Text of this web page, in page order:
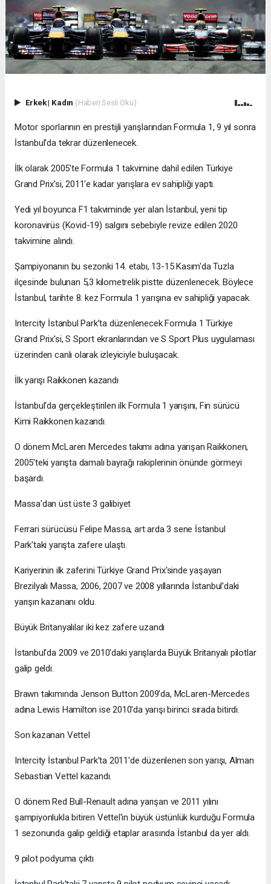
Erkek| Kadın (Haberi Sesli Oku)
Motor sporlarının en prestijli yarışlarından Formula 1, 9 yıl sonra
İstanbul'da tekrar düzenlenecek.
İlk olarak 2005'te Formula 1 takvimine dahil edilen Türkiye
Grand Prix'si, 2011'e kadar yarışlara ev sahipliği yaptı.
Yedi yıl boyunca F1 takviminde yer alan İstanbul, yeni tip
koronavirüs (Kovid-19) salgını sebebiyle revize edilen 2020
takvimine alındı.
Şampiyonanın bu sezonki 14. etabı, 13-15 Kasım'da Tuzla
ilçesinde bulunan 5,3 kilometrelik pistte düzenlenecek. Böylece
İstanbul, tarihte 8. kez Formula 1 yarışına ev sahipliği yapacak.
Intercity İstanbul Park’ta düzenlenecek Formula 1 Türkiye
Grand Prix'si, S Sport ekranlarından ve S Sport Plus uygulaması
üzerinden canlı olarak izleyiciyle buluşacak.
İlk yarışı Raikkonen kazandı
İstanbul'da gerçekleştirilen ilk Formula 1 yarışını, Fin sürücü
Kimi Raikkonen kazandı.
O dönem McLaren Mercedes takımı adına yarışan Raikkonen,
2005'teki yarışta damalı bayrağı rakiplerinin önünde görmeyi
başardı.
Massa'dan üst üste 3 galibiyet
Ferrari sürücüsü Felipe Massa, art arda 3 sene İstanbul
Park'taki yarışta zafere ulaştı.
Kariyerinin ilk zaferini Türkiye Grand Prix'sinde yaşayan
Brezilyalı Massa, 2006, 2007 ve 2008 yıllarında İstanbul'daki
yarışın kazananı oldu.
Büyük Britanyalılar iki kez zafere uzandı
İstanbul'da 2009 ve 2010'daki yarışlarda Büyük Britanyalı pilotlar
galip geldi.
Brawn takımında Jenson Button 2009'da, McLaren-Mercedes
adına Lewis Hamilton ise 2010'da yarışı birinci sırada bitirdi.
Son kazanan Vettel
Intercity İstanbul Park'ta 2011'de düzenlenen son yarışı, Alman
Sebastian Vettel kazandı.
O dönem Red Bull-Renault adına yarışan ve 2011 yılını
şampiyonlukla bitiren Vettel'in büyük üstünlük kurduğu Formula
1 sezonunda galip geldiği etaplar arasında İstanbul da yer aldı.
9 pilot podyuma çıktı